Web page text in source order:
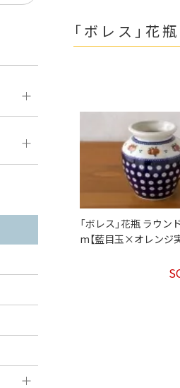
「ボレス」
「ボレス」花瓶 ラウン
m【藍目玉×オレンジ